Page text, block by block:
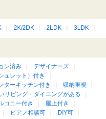
2K/2DK 2LDK 3LDK
ン済み
デザイナーズ
ュレット）付き
ターキッチン付き
収納重視
リビング・ダイニングがある
コニー付き
屋上付き
ピアノ相談可 DIY可